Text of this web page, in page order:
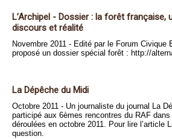
L’Archipel - Dossier : la forêt française,
discours et réalité
Novembre 2011 - Edité par le Forum Civique
proposé un dossier spécial forêt : http://
La Dépêche du Midi
Octobre 2011 - Un journaliste du journal La
participé aux 6èmes rencontres du RAF
déroulées en octobre 2011. Pour lire l’article
question.